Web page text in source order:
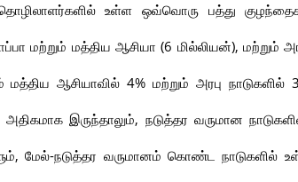
தொழிலாளர்களில் உள்ள ஒவ்வொரு பத்து
மத்திய ஆசியா (6 மில்லியன்), மற்றும்
ஆசியாவில் 4% மற்றும் அரபு நாடுகளில்
இருந்தாலும், நடுத்தர வருமான
மேல்-நடுத்தர வருமானம் கொண்ட நாடுகளில்